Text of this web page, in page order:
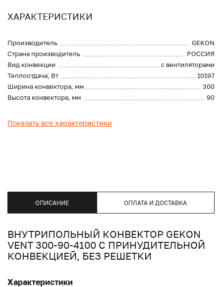
ХАРАКТЕРИСТИКИ
Производитель
GEKON
Страна производитель
РОССИЯ
Вид конвекции
с вентиляторами
Теплоотдача, Вт
10197
Ширина конвектора, мм
300
Высота конвектора, мм
90
Показать все характеристики
ОПИСАНИЕ ОПЛАТА И ДОСТАВКА
ВНУТРИПОЛЬНЫЙ КОНВЕКТОР GEKON
VENT 300-90-4100 С ПРИНУДИТЕЛЬНОЙ
КОНВЕКЦИЕЙ, БЕЗ РЕШЕТКИ
Характеристики